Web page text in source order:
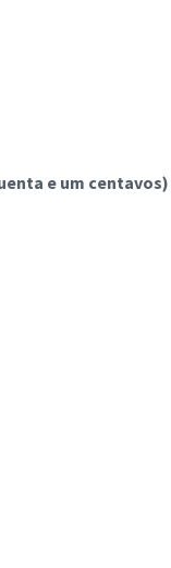
e um centavos)